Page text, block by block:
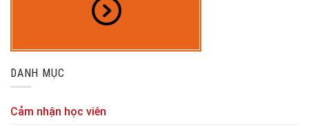
DANH MỤC
Cảm nhận học viên